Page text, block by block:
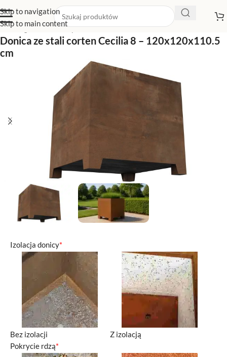
Skip to navigation
Skip to main content
Strona główna/Sklep z donicami/Donice na nóżkach
Donica ze stali corten Cecilia 8 – 120x120x110.5
cm
*
Izolacja donicy
Bez izolacji
Z izolacją
*
Pokrycie rdzą